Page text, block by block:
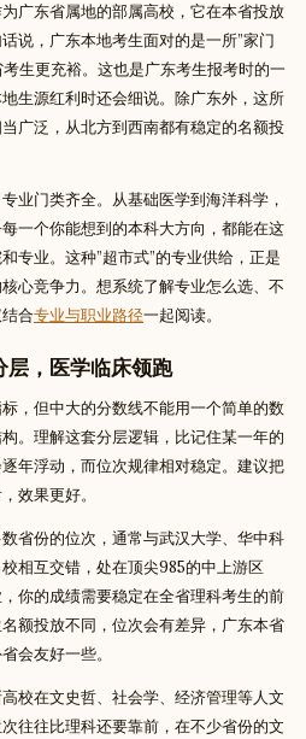
广东省属地的部属高校，它在本省投放
说，广东本地考生面对的是一所”家门
生更充裕。这也是广东考生报考时的一
生源红利时还会细说。除广东外，这所
广泛，从北方到西南都有稳定的名额投
业门类齐全。从基础医学到海洋科学，
一个你能想到的本科大方向，都能在这
专业。这种”超市式”的专业供给，正是
心竞争力。想系统了解专业怎么选、不
合专业与职业路径一起阅读。
层，医学临床领跑
，但中大的分数线不能用一个简单的数
。理解这套分层逻辑，比记住某一年的
年浮动，而位次规律相对稳定。建议把
效果更好。
省份的位次，通常与武汉大学、华中科
相互交错，处在顶尖985的中上游区
你的成绩需要稳定在全省理科考生的前
额投放不同，位次会有差异，广东本省
会友好一些。
校在文史哲、社会学、经济管理等人文
往往比理科还要靠前，在不少省份的文